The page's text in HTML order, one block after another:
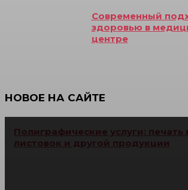
Современный
здоровью в
центре
НОВОЕ НА САЙТЕ
Полиграфические услуги: печать
листовок и другой продукции